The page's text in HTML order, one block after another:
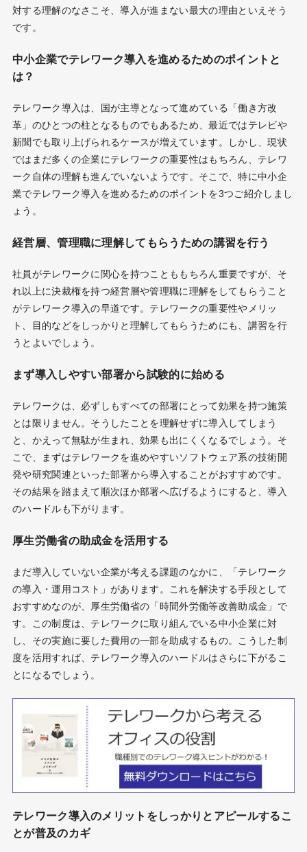
対する理解のなさこそ、導入が進まない最大の理由といえそう
です。
中小企業でテレワーク導入を進めるためのポイントと
は？
テレワーク導入は、国が主導となって進めている「働き方改
革」のひとつの柱となるものでもあるため、最近ではテレビや
新聞でも取り上げられるケースが増えています。しかし、現状
ではまだ多くの企業にテレワークの重要性はもちろん、テレワ
ーク自体の理解も進んでいないようです。そこで、特に中小企
業でテレワーク導入を進めるためのポイントを3つご紹介しまし
ょう。
経営層、管理職に理解してもらうための講習を行う
社員がテレワークに関心を持つことももちろん重要ですが、そ
れ以上に決裁権を持つ経営層や管理職に理解をしてもらうこと
がテレワーク導入の早道です。テレワークの重要性やメリッ
ト、目的などをしっかりと理解してもらうためにも、講習を行
うとよいでしょう。
まず導入しやすい部署から試験的に始める
テレワークは、必ずしもすべての部署にとって効果を持つ施策
とは限りません。そうしたことを理解せずに導入してしまう
と、かえって無駄が生まれ、効果も出にくくなるでしょう。そ
こで、まずはテレワークを進めやすいソフトウェア系の技術開
発や研究関連といった部署から導入することがおすすめです。
その結果を踏まえて順次ほか部署へ広げるようにすると、導入
のハードルも下がります。
厚生労働省の助成金を活用する
まだ導入していない企業が考える課題のなかに、「テレワーク
の導入・運用コスト」があります。これを解決する手段として
おすすめなのが、厚生労働省の「時間外労働等改善助成金」で
す。この制度は、テレワークに取り組んでいる中小企業に対
し、その実施に要した費用の一部を助成するもの。こうした制
度を活用すれば、テレワーク導入のハードルはさらに下がるこ
とになるでしょう。
テレワーク導入のメリットをしっかりとアピールするこ
とが普及のカギ